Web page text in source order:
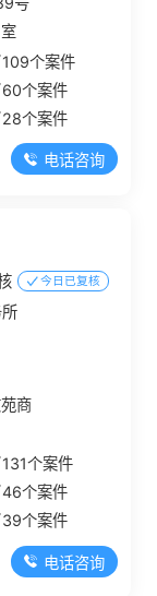
个案件
个案件
个案件
电话咨询
今日已复核
商
个案件
46个案件
个案件
电话咨询